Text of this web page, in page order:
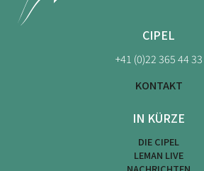
CIPEL
+41 (0)22 365 44 33
KONTAKT
IN KÜRZE
DIE CIPEL
LEMAN LIVE
NACHRICHTEN